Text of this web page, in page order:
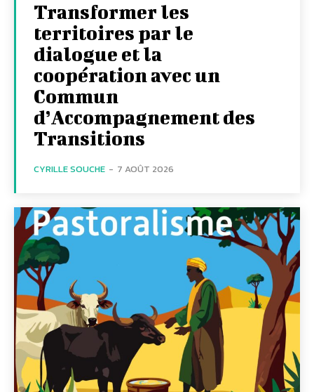
Transformer les
territoires par le
dialogue et la
coopération avec un
Commun
d’Accompagnement des
Transitions
CYRILLE SOUCHE - 7 AOÛT 2026